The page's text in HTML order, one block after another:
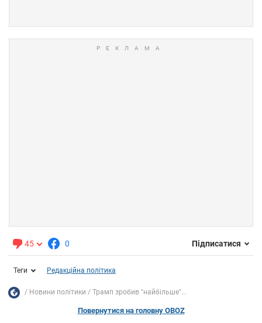
45 0 Підписатися
Теги Редакційна політика
Новини політики Трамп зробив "найбільше"...
Повернутися на головну OBOZ